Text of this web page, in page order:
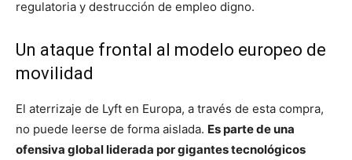
regulatoria y destrucción de empleo digno.
Un ataque frontal al modelo europeo de
movilidad
El aterrizaje de Lyft en Europa, a través de esta compra,
no puede leerse de forma aislada. Es parte de una
ofensiva global liderada por gigantes tecnológicos